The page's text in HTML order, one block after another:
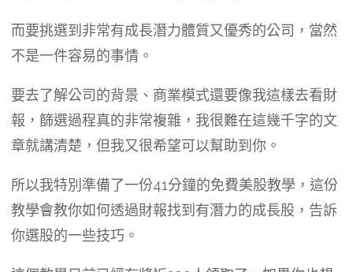
而要挑選到非常有成長潛力體質又優秀的公司，當然
不是一件容易的事情。
要去了解公司的背景、商業模式還要像我這樣去看財
報，篩選過程真的非常複雜，我很難在這幾千字的文
章就講清楚，但我又很希望可以幫助到你。
所以我特別準備了一份41分鐘的免費美股教學，這份
教學會教你如何透過財報找到有潛力的成長股，告訴
你選股的一些技巧。